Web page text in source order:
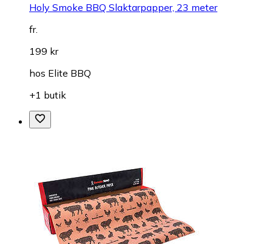
Holy Smoke BBQ Slaktarpapper, 23 meter
fr.
199 kr
hos Elite BBQ
+1 butik